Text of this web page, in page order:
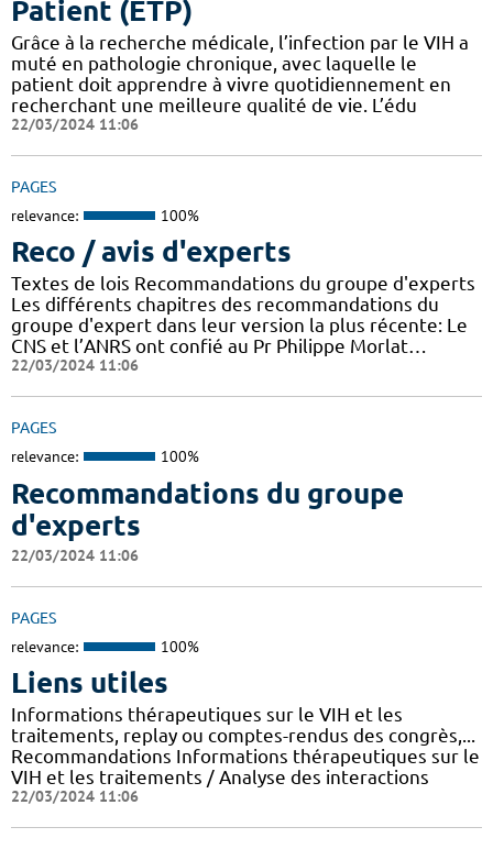
Patient (ETP)
Grâce à la recherche médicale, l’infection par le VIH a
muté en pathologie chronique, avec laquelle le
patient doit apprendre à vivre quotidiennement en
recherchant une meilleure qualité de vie. L’édu
22/03/2024 11:06
PAGES
relevance: 100%
Reco / avis d'experts
Textes de lois Recommandations du groupe d'experts
Les différents chapitres des recommandations du
groupe d'expert dans leur version la plus récente: Le
CNS et l’ANRS ont confié au Pr Philippe Morlat…
22/03/2024 11:06
PAGES
relevance: 100%
Recommandations du groupe
d'experts
22/03/2024 11:06
PAGES
relevance: 100%
Liens utiles
Informations thérapeutiques sur le VIH et les
traitements, replay ou comptes-rendus des congrès,...
Recommandations Informations thérapeutiques sur le
VIH et les traitements / Analyse des interactions
22/03/2024 11:06